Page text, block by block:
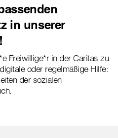
in unserer
Freiwillige*r in der Caritas zu
oder regelmäßige Hilfe:
der sozialen